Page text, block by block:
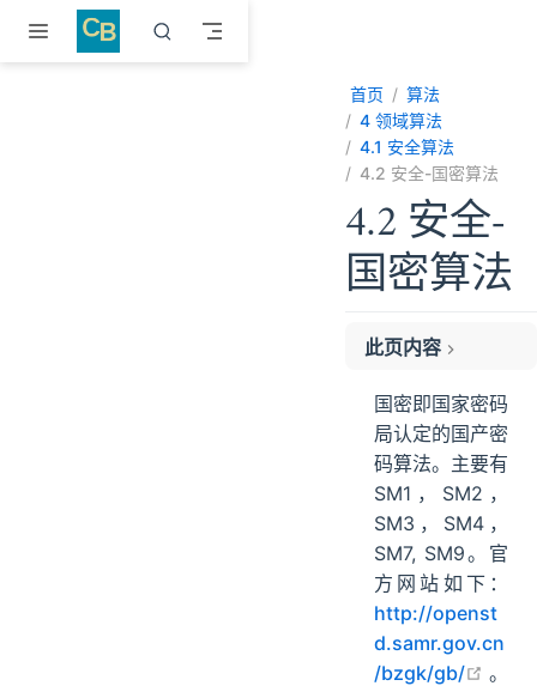
跳至主要內容
首页
算法
4 领域算法
4.1 安全算法
4.2 安全-国密算法
4.2 安全-
国密算法
此页内容
国密即国家密码
局认定的国产密
码算法。主要有
SM1，SM2，
SM3，SM4，
SM7, SM9。官
方网站如下：
http://openst
d.samr.gov.cn
/bzgk/gb/
。